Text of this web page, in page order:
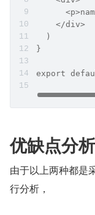
    </div>
  )
}
export
优缺点分析
由于以上两种都是
行分析，